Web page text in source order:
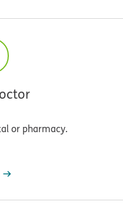
or pharmacy.